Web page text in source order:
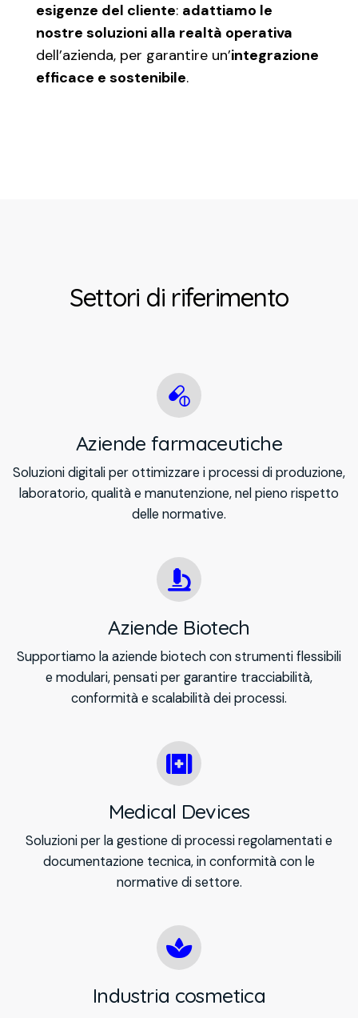
esigenze del cliente: adattiamo le
nostre soluzioni alla realtà operativa
dell’azienda, per garantire un’integrazione
efficace e sostenibile.
Settori di riferimento
Aziende farmaceutiche
Soluzioni digitali per ottimizzare i processi di produzione,
laboratorio, qualità e manutenzione, nel pieno rispetto
delle normative.
Aziende Biotech
Supportiamo la aziende biotech con strumenti flessibili
e modulari, pensati per garantire tracciabilità,
conformità e scalabilità dei processi.
Medical Devices
Soluzioni per la gestione di processi regolamentati e
documentazione tecnica, in conformità con le
normative di settore.
Industria cosmetica